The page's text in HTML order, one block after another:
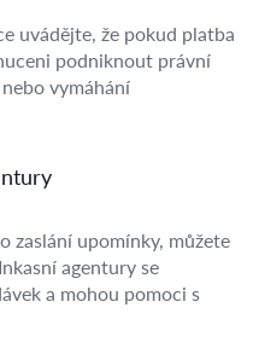
uvádějte, že pokud platba
podniknout právní
vymáhání
zaslání upomínky, můžete
. Inkasní agentury se
a mohou pomoci s